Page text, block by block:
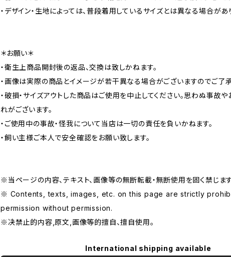
・デザイン・生地によっては、普段着用しているサイズとは異なる場合があ
＊お願い＊
・衛生上商品開封後の返品、交換は致しかねます。
・画像は実際の商品とイメージが若干異なる場合がございますのでご了承
・破損・サイズアウトした商品はご使用を中止してください。思わぬ事故
れがございます。
・ご使用中の事故・怪我について当店は一切の責任を負いかねます。
・飼い主様ご本人で安全確認をお願い致します。
※当ページの内容、テキスト、画像等の無断転載・無断使用を固く禁じます
※ Contents, texts, images, etc. on this page are strictly
permission without permission.
※决禁止的内容,原文,画像等的擅自、擅自使用。
International shipping available